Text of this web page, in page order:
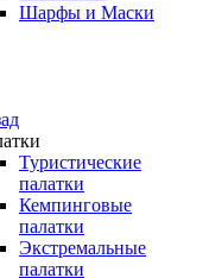
Шарфы и Маски
Туристические
палатки
Кемпинговые
палатки
Экстремальные
палатки